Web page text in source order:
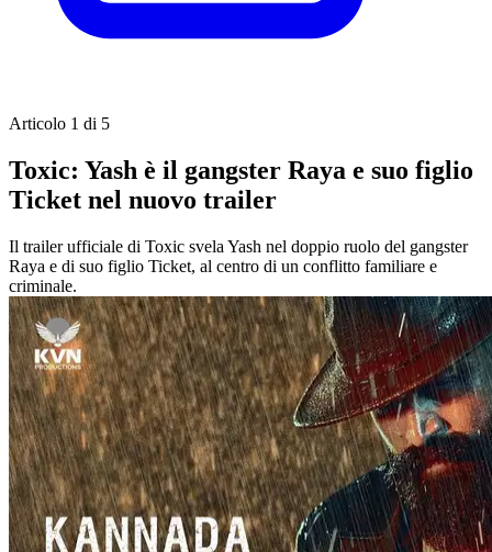
Articolo 1 di 5
Toxic: Yash è il gangster Raya e suo figlio
Ticket nel nuovo trailer
Il trailer ufficiale di Toxic svela Yash nel doppio ruolo del gangster
Raya e di suo figlio Ticket, al centro di un conflitto familiare e
criminale.